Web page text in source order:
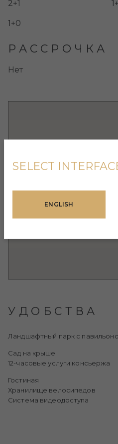
2+1
1+0
РАССРОЧКА
Нет
УДОБСТВА
Ландшафтный парк с
Сад на крыше
12-часовые услуги консьержа
Гостиная
Хранилище велосипедов
Система видеодоступа
SELECT
ENGLISH